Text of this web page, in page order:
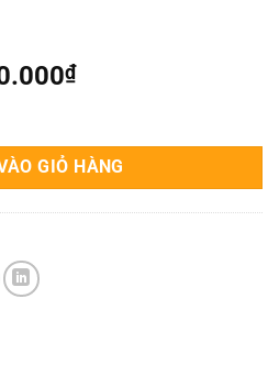
₫Giá
là:
1.000.000₫.
GIỎ HÀNG